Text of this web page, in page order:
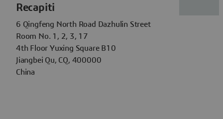
Recapiti
6 Qingfeng North Road Dazhulin Street
Room No. 1, 2, 3, 17
4th Floor Yuxing Square B10
Jiangbei Qu, CQ, 400000
China